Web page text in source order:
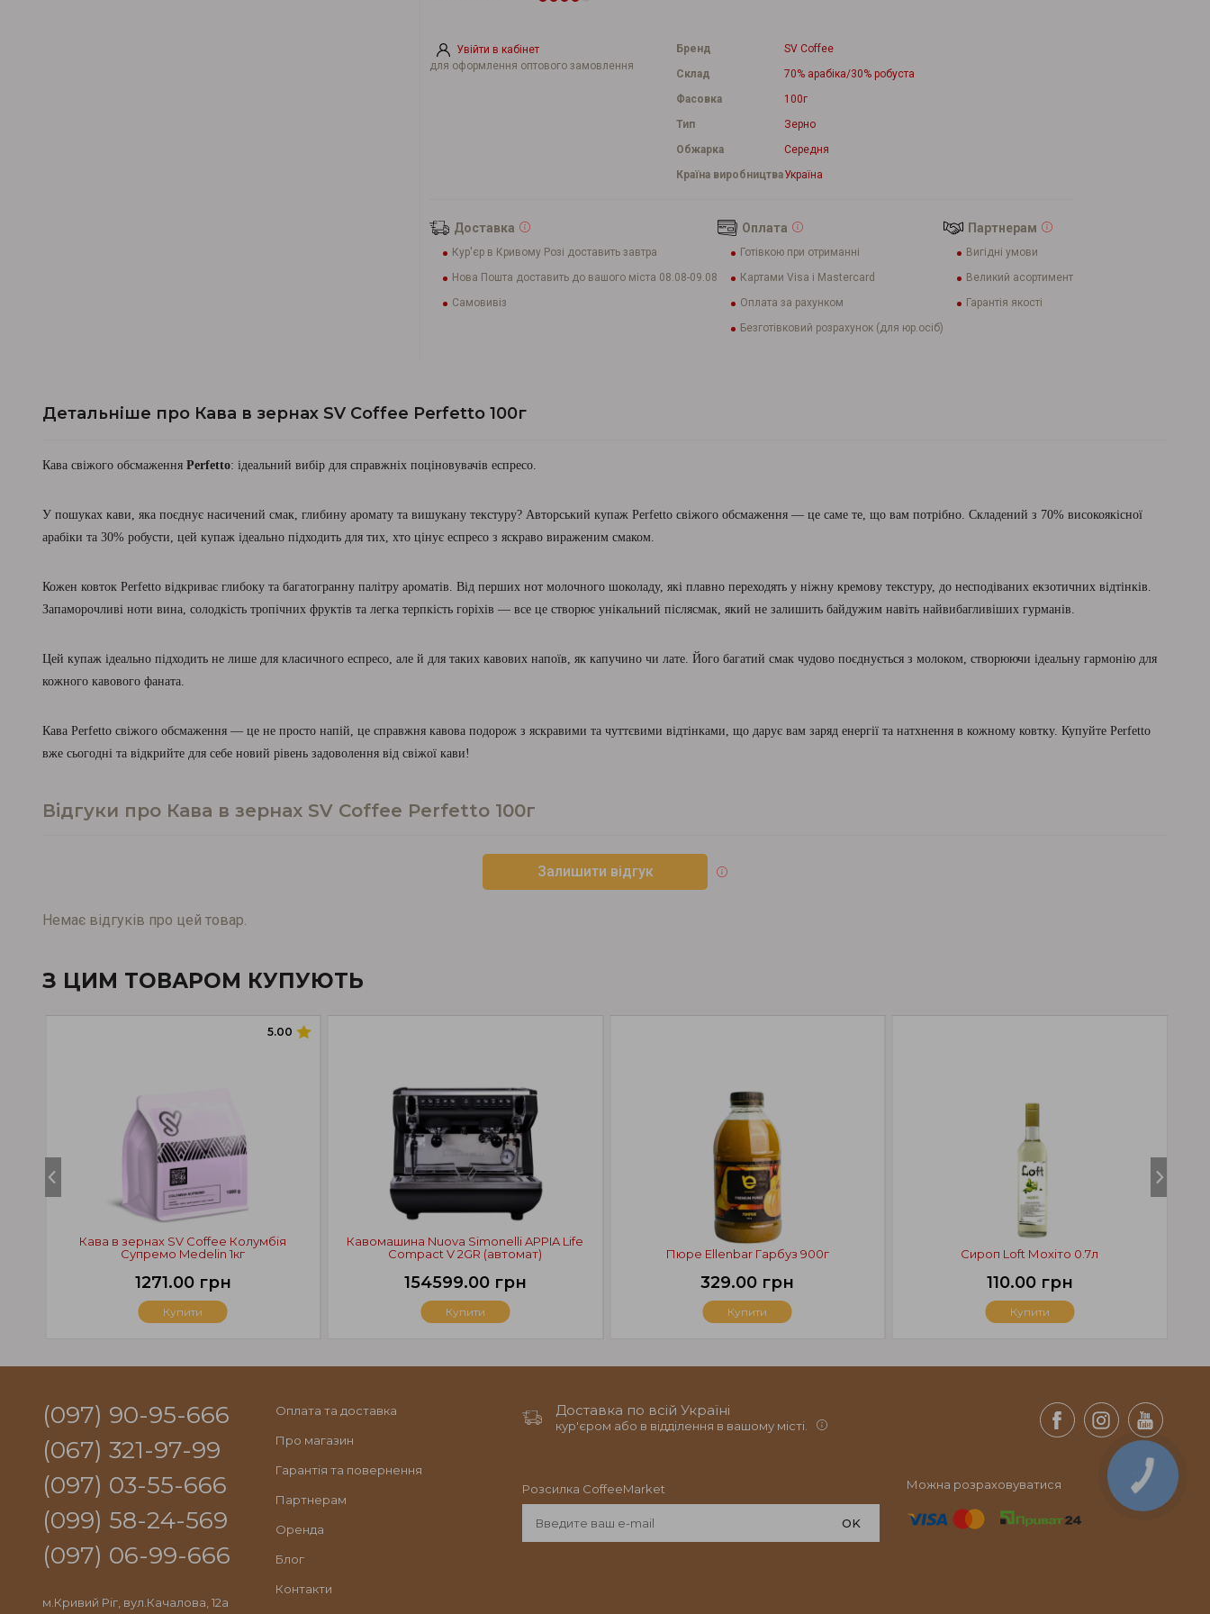
Увійти в кабінет
для оформлення оптового замовлення
Бренд
SV Coffee
Склад
70% арабіка/30% робуста
Фасовка
100г
Тип
Зерно
Обжарка
Середня
Країна виробництваУкраїна
Доставка
Кур'єр в Кривому Розі доставить завтра
Нова Пошта доставить до вашого міста 08.08-09.08
Самовивіз
Оплата
Готівкою при отриманні
Картами Visa і Mastercard
Оплата за рахунком
Безготівковий розрахунок (для юр.осіб)
Партнерам
Вигідні умови
Великий асортимент
Гарантія якості
Детальніше про Кава в зернах SV Coffee Perfetto 100г
Кава свіжого обсмаження Perfetto: ідеальний вибір для справжніх поціновувачів еспресо.
У пошуках кави, яка поєднує насичений смак, глибину аромату та вишукану текстуру? Авторський купаж Perfetto свіжого обсмаження — це саме те, що вам потрібно. Складений з 70% високоякісної
арабіки та 30% робусти, цей купаж ідеально підходить для тих, хто цінує еспресо з яскраво вираженим смаком.
Кожен ковток Perfetto відкриває глибоку та багатогранну палітру ароматів. Від перших нот молочного шоколаду, які плавно переходять у ніжну кремову текстуру, до несподіваних екзотичних відтінків.
Запаморочливі ноти вина, солодкість тропічних фруктів та легка терпкість горіхів — все це створює унікальний післясмак, який не залишить байдужим навіть найвибагливіших гурманів.
Цей купаж ідеально підходить не лише для класичного еспресо, але й для таких кавових напоїв, як капучино чи лате. Його багатий смак чудово поєднується з молоком, створюючи ідеальну гармонію для
кожного кавового фаната.
Кава Perfetto свіжого обсмаження — це не просто напій, це справжня кавова подорож з яскравими та чуттєвими відтінками, що дарує вам заряд енергії та натхнення в кожному ковтку. Купуйте Perfetto
вже сьогодні та відкрийте для себе новий рівень задоволення від свіжої кави!
Відгуки про Кава в зернах SV Coffee Perfetto 100г
Залишити відгук
Немає відгуків про цей товар.
З ЦИМ ТОВАРОМ КУПУЮТЬ
Сироп Loft Мохіто 0.7л
110.00 грн
Купити
5.00
Кава в зернах SV Coffee Колумбія
Супремо Medelin 1кг
1271.00 грн
Купити
Кавомашина Nuova Simonelli APPIA Life
Compact V 2GR (автомат)
154599.00 грн
Купити
Пюре Ellenbar Гарбуз 900г
329.00 грн
Купити
(097) 90-95-666
(067) 321-97-99
(097) 03-55-666
(099) 58-24-569
(097) 06-99-666
м.Кривий Ріг, вул.Качалова, 12а
Оплата та доставка
Про магазин
Гарантія та повернення
Партнерам
Оренда
Блог
Контакти
Доставка по всій Україні
кур'єром або в відділення в вашому місті.
Розсилка CoffeeMarket
OK
Можна розраховуватися